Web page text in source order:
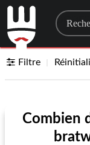
Filtre
Combien